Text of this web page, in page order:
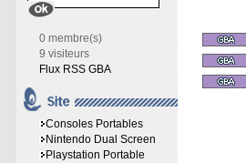
0 membre(s)
9 visiteurs
Flux RSS GBA
Consoles Portables
Nintendo Dual Screen
Playstation Portable